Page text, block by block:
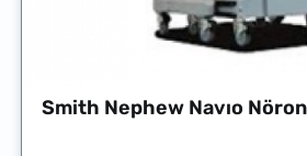
Smith Nephew Navıo